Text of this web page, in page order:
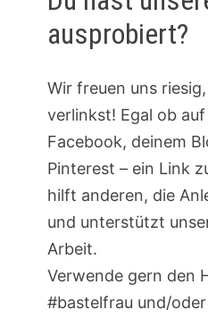
ausprobiert?
Wir freuen uns
verlinkst! Egal ob
Facebook, deinem
Pinterest – ein Link
hilft anderen, die
und unterstützt
Arbeit.
Verwende gern den
#bastelfrau und/